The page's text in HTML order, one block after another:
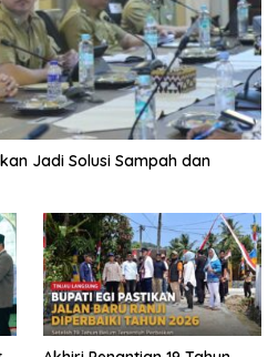
Jadi Solusi Sampah dan